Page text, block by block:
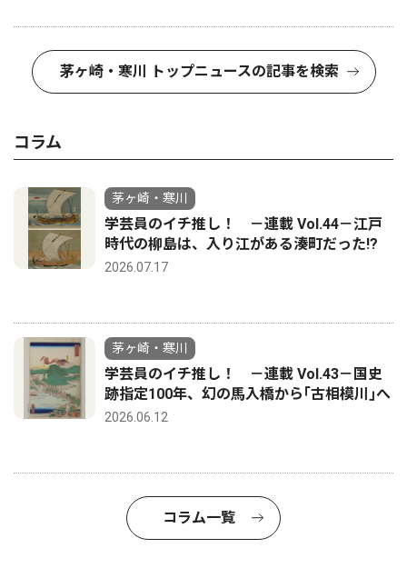
茅ヶ崎・寒川 トップニュースの記事を検索
コラム
茅ヶ崎・寒川
学芸員のイチ推し！ －連載 Vol.44－江戸
時代の柳島は、入り江がある湊町だった!?
2026.07.17
茅ヶ崎・寒川
学芸員のイチ推し！ －連載 Vol.43－国史
跡指定100年、幻の馬入橋から｢古相模川｣へ
2026.06.12
コラム一覧